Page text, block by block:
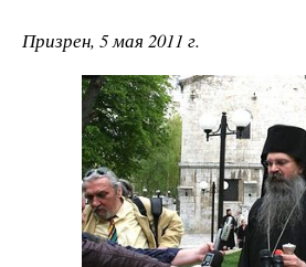
Призрен, 5 мая 2011 г.